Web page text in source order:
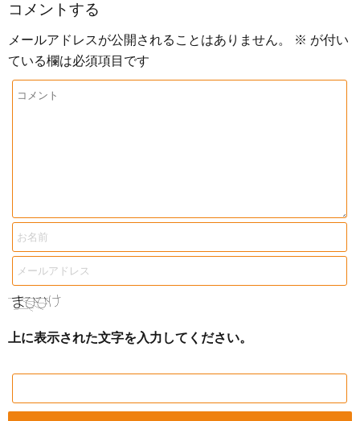
コメントする
メールアドレスが公開されることはありません。 ※ が付い
ている欄は必須項目です
上に表示された文字を入力してください。